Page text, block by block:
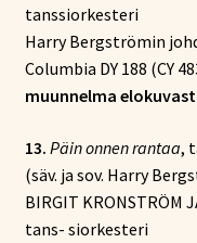
tanssiorkesteri
Harry Bergströmin
Columbia DY 188 (CY
muunnelma
13. Päin onnen rantaa,
(säv. ja sov. Harry
BIRGIT KRONSTRÖM
tans- siorkesteri